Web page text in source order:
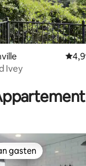
5 op 5, 101
Ivey
gasten
gasten